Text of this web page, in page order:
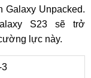
Galaxy Unpacked.
S23 sẽ trở
lực này.